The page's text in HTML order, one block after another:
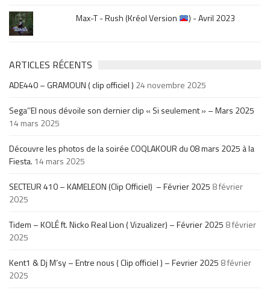
Max-T - Rush (Kréol Version
) - Avril 2023
ARTICLES RÉCENTS
ADE440 – GRAMOUN ( clip officiel ) 24 novembre 2025
Sega’’El nous dévoile son dernier clip « Si seulement » – Mars 2025
14 mars 2025
Découvre les photos de la soirée COQLAKOUR du 08 mars 2025 à la
Fiesta. 14 mars 2025
SECTEUR 410 – KAMELEON (Clip Officiel) – Février 2025 8 février
2025
Tidem – KOLÉ ft. Nicko Real Lion ( Vizualizer) – Février 2025 8 février
2025
Kent1 & Dj M’sy – Entre nous ( Clip officiel ) – Fevrier 2025 8 février
2025